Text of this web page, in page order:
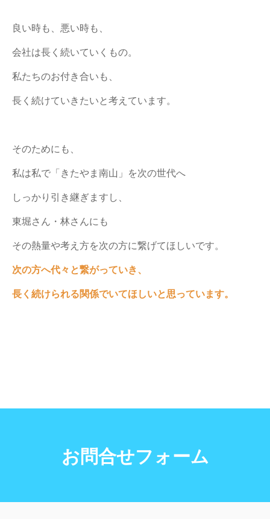
良い時も、悪い時も、
会社は長く続いていくもの。
私たちのお付き合いも、
長く続けていきたいと考えています。
そのためにも、
私は私で「きたやま南山」を次の世代へ
しっかり引き継ぎますし、
東堀さん・林さんにも
その熱量や考え方を次の方に繋げてほしいです。
次の方へ代々と繋がっていき、
長く続けられる関係でいてほしいと思っています。
お問合せフォーム